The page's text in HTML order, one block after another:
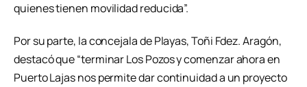
quienes tienen movilidad reducida”.
Por su parte, la concejala de Playas, Toñi Fdez. Aragón,
destacó que “terminar Los Pozos y comenzar ahora en
Puerto Lajas nos permite dar continuidad a un proyecto